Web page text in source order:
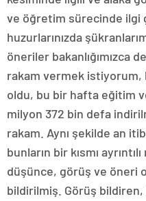
ve öğretim sürecinde ilgi
huzurlarınızda
öneriler bakanlığımızca
rakam vermek istiyorum,
oldu, bu bir hafta eğitim
milyon 372 bin defa
rakam. Aynı şekilde an
bunların bir kısmı
düşünce, görüş ve öneri
bildirilmiş. Görüş